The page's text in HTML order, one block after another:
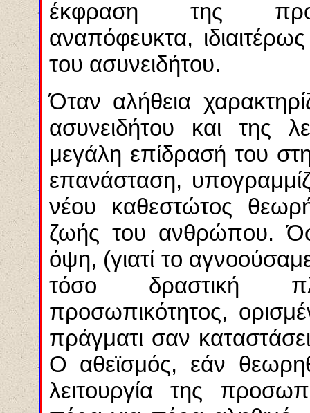
έκφραση της
αναπόφευκτα,
του ασυνειδήτου.
Όταν αλήθεια
ασυνειδήτου και της
μεγάλη επίδρασή του
επανάσταση,
νέου καθεστώτος
ζωής του ανθρώπου.
όψη, (γιατί το
τόσο δραστική
προσωπικότητος,
πράγματι σαν
Ο αθεϊσμός, εάν
λειτουργία της